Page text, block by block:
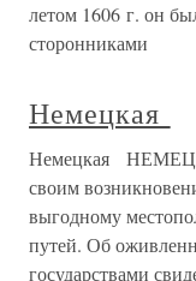
летом 1606 г. он
сторонниками
Немецкая
Немецкая
своим
выгодному
путей. Об
государствами